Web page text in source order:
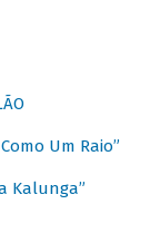
Um Raio”
Kalunga”